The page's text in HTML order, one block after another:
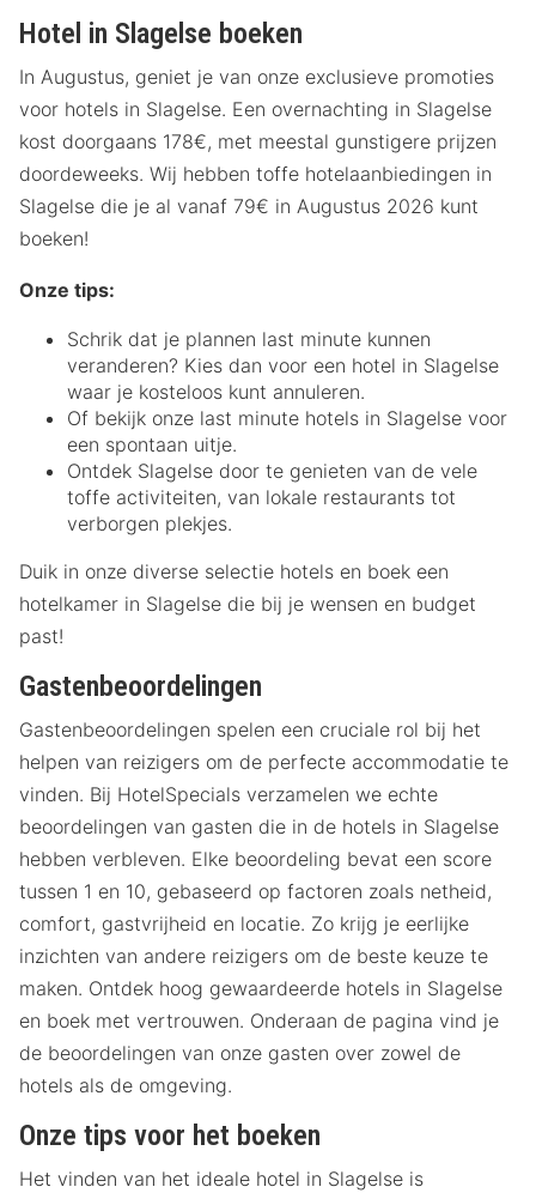
Hotel in Slagelse boeken
In Augustus, geniet je van onze exclusieve promoties
voor hotels in Slagelse. Een overnachting in Slagelse
kost doorgaans 178€, met meestal gunstigere prijzen
doordeweeks. Wij hebben toffe hotelaanbiedingen in
Slagelse die je al vanaf 79€ in Augustus 2026 kunt
boeken!
Onze tips:
Schrik dat je plannen last minute kunnen
veranderen? Kies dan voor een hotel in Slagelse
waar je kosteloos kunt annuleren.
Of bekijk onze last minute hotels in Slagelse voor
een spontaan uitje.
Ontdek Slagelse door te genieten van de vele
toffe activiteiten, van lokale restaurants tot
verborgen plekjes.
Duik in onze diverse selectie hotels en boek een
hotelkamer in Slagelse die bij je wensen en budget
past!
Gastenbeoordelingen
Gastenbeoordelingen spelen een cruciale rol bij het
helpen van reizigers om de perfecte accommodatie te
vinden. Bij HotelSpecials verzamelen we echte
beoordelingen van gasten die in de hotels in Slagelse
hebben verbleven. Elke beoordeling bevat een score
tussen 1 en 10, gebaseerd op factoren zoals netheid,
comfort, gastvrijheid en locatie. Zo krijg je eerlijke
inzichten van andere reizigers om de beste keuze te
maken. Ontdek hoog gewaardeerde hotels in Slagelse
en boek met vertrouwen. Onderaan de pagina vind je
de beoordelingen van onze gasten over zowel de
hotels als de omgeving.
Onze tips voor het boeken
Het vinden van het ideale hotel in Slagelse is